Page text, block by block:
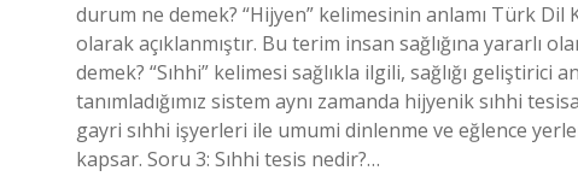
durum ne demek? “Hijyen” kelimesinin anlamı Türk Dil
olarak açıklanmıştır. Bu terim insan sağlığına yararlı
demek? “Sıhhi” kelimesi sağlıkla ilgili, sağlığı
tanımladığımız sistem aynı zamanda hijyenik sıhhi
gayri sıhhi işyerleri ile umumi dinlenme ve eğlence
kapsar. Soru 3: Sıhhi tesis nedir?…